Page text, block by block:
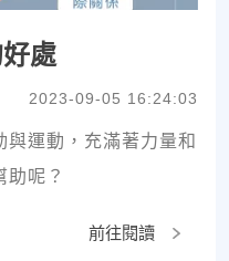
處
2023-09-05 16:24:03
與運動，充滿著力量和
助呢？
前往閱讀